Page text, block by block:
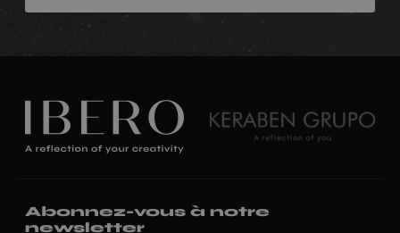
Abonnez-vous à notre
newsletter